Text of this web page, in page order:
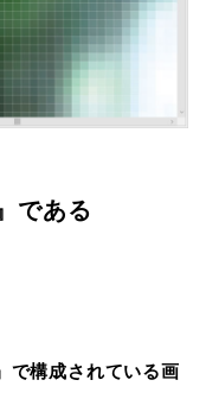
である
で構成されている画